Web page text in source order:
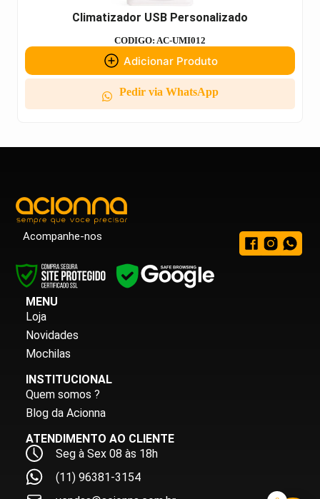
Climatizador USB Personalizado
CODIGO: AC-UMI012
Adicionar Produto
Pedir via WhatsApp
Acompanhe-nos
MENU
Loja
Novidades
Mochilas
INSTITUCIONAL
Quem somos ?
Blog da Acionna
ATENDIMENTO AO CLIENTE
Seg à Sex 08 às 18h
(11) 96381-3154